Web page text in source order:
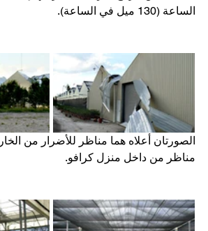
الساعة (130 ميل في الساعة).
الصورتان أعلاه هما مناظر للأضرار من
مناظر من داخل منزل كرافو.